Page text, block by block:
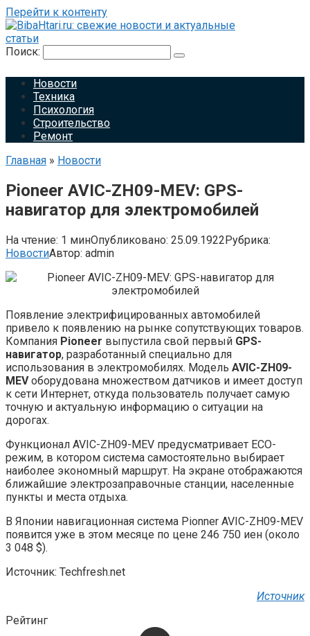
Перейти к контенту
Поиск:
Новости
Техника
Психология
Строительство
Ремонт
Главная » Новости
Pioneer AVIC-ZH09-MEV: GPS-
навигатор для электромобилей
На чтение: 1 минОпубликовано: 25.09.1922Рубрика:
НовостиАвтор: admin
Появление электрифицированных автомобилей
привело к появлению на рынке сопутствующих товаров.
Компания Pioneer выпустила свой первый GPS-
навигатор, разработанный специально для
использования в электромобилях. Модель AVIC-ZH09-
MEVоборудована множеством датчиков и имеет доступ
к сети Интернет, откуда пользователь получает самую
точную и актуальную информацию о ситуации на
дорогах.
Функционал AVIC-ZH09-MEV предусматривает ECO-
режим, в котором система самостоятельно выбирает
наиболее экономный маршрут. На экране отображаются
ближайшие электрозаправочные станции, населенные
пункты и места отдыха.
В Японии навигационная система Pionner AVIC-ZH09-MEV
появится уже в этом месяце по цене 246 750 иен (около
3 048 $).
Источник: Techfresh.net
Источник
Рейтинг